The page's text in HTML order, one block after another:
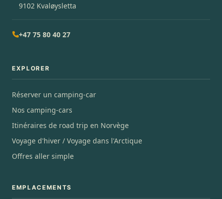
9102 Kvaløysletta
+47 75 80 40 27
EXPLORER
Réserver un camping-car
Nos camping-cars
Itinéraires de road trip en Norvège
Voyage d'hiver / Voyage dans l'Arctique
Offres aller simple
EMPLACEMENTS